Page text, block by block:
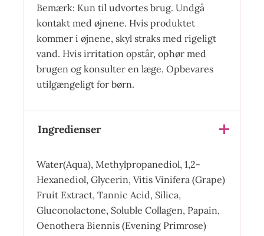
Bemærk: Kun til udvortes brug. Undgå
kontakt med øjnene. Hvis produktet
kommer i øjnene, skyl straks med rigeligt
vand. Hvis irritation opstår, ophør med
brugen og konsulter en læge. Opbevares
utilgængeligt for børn.
Ingredienser
Water(Aqua), Methylpropanediol, 1,2-
Hexanediol, Glycerin, Vitis Vinifera (Grape)
Fruit Extract, Tannic Acid, Silica,
Gluconolactone, Soluble Collagen, Papain,
Oenothera Biennis (Evening Primrose)